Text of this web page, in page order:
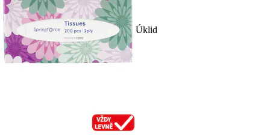
Úklid